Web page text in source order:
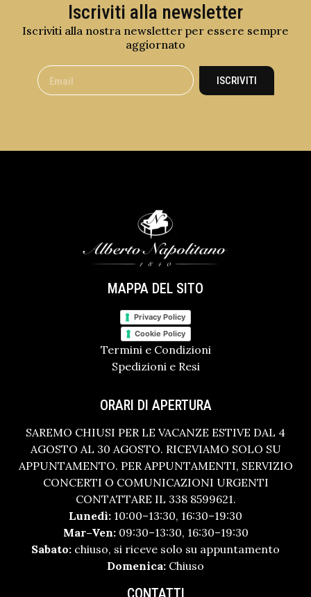
Iscriviti alla newsletter
Iscriviti alla nostra newsletter per essere sempre
aggiornato
ISCRIVITI
MAPPA DEL SITO
Privacy Policy
Cookie Policy
Termini e Condizioni
Spedizioni e Resi
ORARI DI APERTURA
SAREMO CHIUSI PER LE VACANZE ESTIVE DAL 4
AGOSTO AL 30 AGOSTO. RICEVIAMO SOLO SU
APPUNTAMENTO. PER APPUNTAMENTI, SERVIZIO
CONCERTI O COMUNICAZIONI URGENTI
CONTATTARE IL 338 8599621.
Lunedì: 10:00–13:30, 16:30–19:30
Mar–Ven:09:30–13:30, 16:30–19:30
Sabato: chiuso, si riceve solo su appuntamento
Domenica: Chiuso